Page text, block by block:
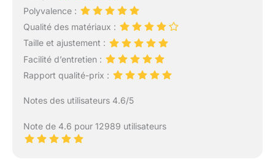
Polyvalence :
Qualité des matériaux :
Taille et ajustement :
Facilité d’entretien :
Rapport qualité-prix :
Notes des utilisateurs 4.6/5
Note de 4.6 pour 12989 utilisateurs